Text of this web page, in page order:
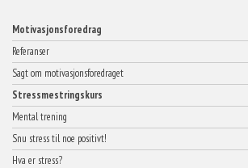
etter
Lightning
Process?»
Motivasjonsforedrag
Referanser
Sagt om motivasjonsforedraget
Stressmestringskurs
Mental trening
Snu stress til noe positivt!
Hva er stress?